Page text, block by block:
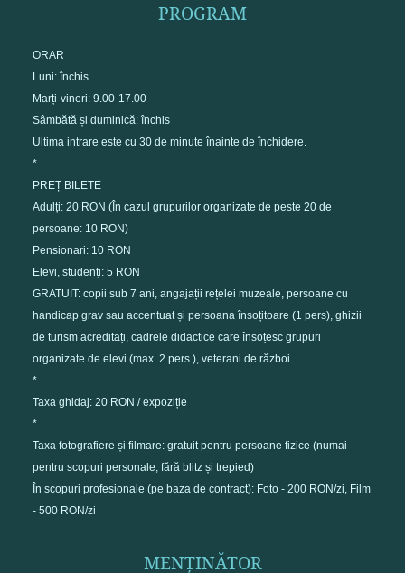
PROGRAM
ORAR
Luni: închis
Marți-vineri: 9.00-17.00
Sâmbătă și duminică: închis
Ultima intrare este cu 30 de minute înainte de închidere.
*
PREȚ BILETE
Adulți: 20 RON (În cazul grupurilor organizate de peste 20 de
persoane: 10 RON)
Pensionari: 10 RON
Elevi, studenți: 5 RON
GRATUIT: copii sub 7 ani, angajații rețelei muzeale, persoane cu
handicap grav sau accentuat și persoana însoțitoare (1 pers), ghizii
de turism acreditați, cadrele didactice care însoțesc grupuri
organizate de elevi (max. 2 pers.), veterani de război
*
Taxa ghidaj: 20 RON / expoziție
*
Taxa fotografiere și filmare: gratuit pentru persoane fizice (numai
pentru scopuri personale, fără blitz și trepied)
În scopuri profesionale (pe baza de contract): Foto - 200 RON/zi, Film
- 500 RON/zi
MENȚINĂTOR